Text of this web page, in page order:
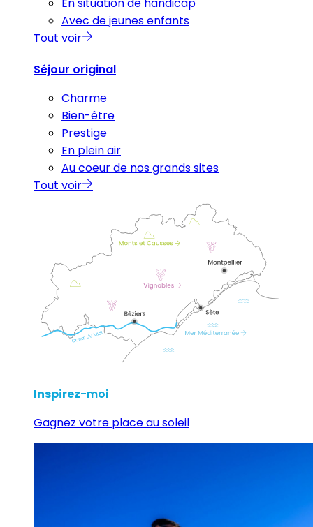
Avec de jeunes enfants
Tout voir
Séjour original
Charme
Bien-être
Prestige
En plein air
Au coeur de nos grands sites
Tout voir
Inspirez-moi
Gagnez votre place au soleil